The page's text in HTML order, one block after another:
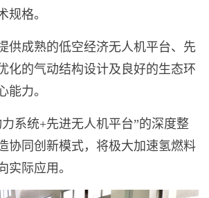
规格。
供成熟的低空经济无人机平台、先
化的气动结构设计及良好的生态环
能力。
系统+先进无人机平台”的深度整
协同创新模式，将极大加速氢燃料
实际应用。